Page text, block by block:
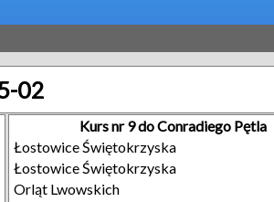
02
Kurs nr 9 do Conradiego Pętla
Łostowice Świętokrzyska
Łostowice Świętokrzyska
Orląt Lwowskich